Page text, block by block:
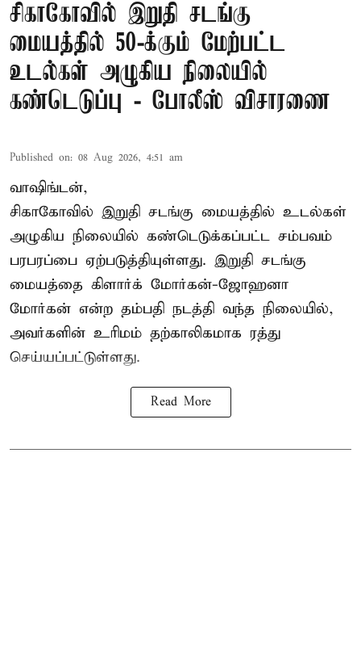
சிகாகோவில் இறுதி சடங்கு
மையத்தில் 50-க்கும் மேற்பட்ட
உடல்கள் அழுகிய நிலையில்
கண்டெடுப்பு - போலீஸ் விசாரணை
Published on: 08 Aug 2026, 4:51 am
வாஷிங்டன்,
சிகாகோவில் இறுதி சடங்கு மையத்தில் உடல்கள்
அழுகிய நிலையில் கண்டெடுக்கப்பட்ட சம்பவம்
பரபரப்பை ஏற்படுத்தியுள்ளது. இறுதி சடங்கு
மையத்தை கிளார்க் மோர்கன்-ஜோஹனா
மோர்கன் என்ற தம்பதி நடத்தி வந்த நிலையில்,
அவர்களின் உரிமம் தற்காலிகமாக ரத்து
செய்யப்பட்டுள்ளது.
Read More